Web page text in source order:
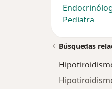
Pediatra
Búsquedas